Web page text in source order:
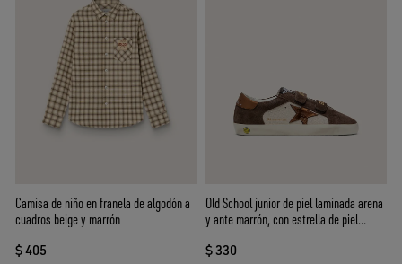
Camisa de niño en franela de algodón a
cuadros beige y marrón
$ 405
Old School junior de piel laminada arena
y ante marrón, con estrella de piel
$ 330